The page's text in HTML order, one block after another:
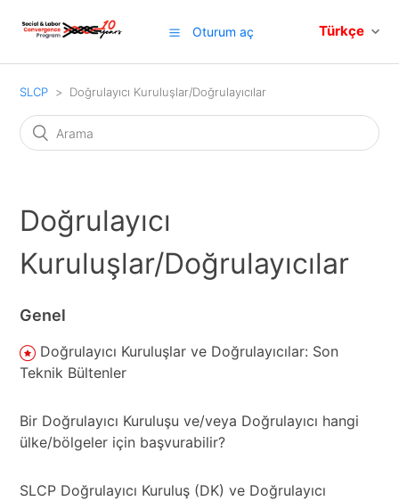
Oturum aç Türkçe
SLCP Doğrulayıcı Kuruluşlar/Doğrulayıcılar
Doğrulayıcı
Kuruluşlar/Doğrulayıcılar
Genel
Doğrulayıcı Kuruluşlar ve Doğrulayıcılar: Son
Teknik Bültenler
Bir Doğrulayıcı Kuruluşu ve/veya Doğrulayıcı hangi
ülke/bölgeler için başvurabilir?
SLCP Doğrulayıcı Kuruluş (DK) ve Doğrulayıcı